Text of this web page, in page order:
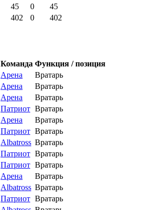
45 0
45
402 0 402
Команда Функция / позиция
Арена
Вратарь
Арена
Вратарь
Арена
Вратарь
Патриот Вратарь
Арена
Вратарь
Патриот Вратарь
Albatross Вратарь
Патриот Вратарь
Патриот Вратарь
Арена
Вратарь
Albatross Вратарь
Патриот Вратарь